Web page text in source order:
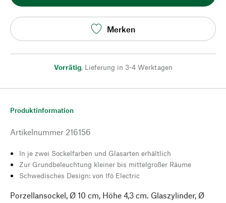
Merken
Vorrätig, Lieferung in 3-4 Werktagen
Produktinformation
Artikelnummer 216156
In je zwei Sockelfarben und Glasarten erhältlich
Zur Grundbeleuchtung kleiner bis mittelgroßer Räume
Schwedisches Design: von Ifö Electric
Porzellansockel, Ø 10 cm, Höhe 4,3 cm. Glaszylinder, Ø